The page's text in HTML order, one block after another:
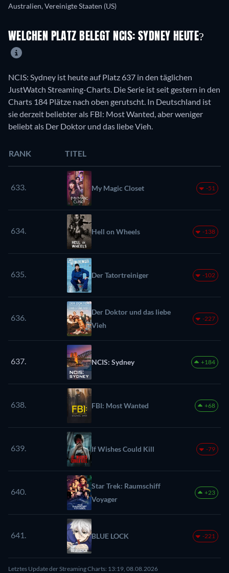
Australien, Vereinigte Staaten (US)
WELCHEN PLATZ BELEGT NCIS: SYDNEY HEUTE?
NCIS: Sydney ist heute auf Platz 637 in den täglichen
JustWatch Streaming-Charts. Die Serie ist seit gestern in den
Charts 184 Plätze nach oben gerutscht. In Deutschland ist
sie derzeit beliebter als FBI: Most Wanted, aber weniger
beliebt als Der Doktor und das liebe Vieh.
RANK TITEL
633. My Magic Closet -51
634. Hell on Wheels -138
635. Der Tatortreiniger -102
636.
Der Doktor und das liebe
Vieh
-227
637. NCIS: Sydney +184
638. FBI: Most Wanted +68
639. If Wishes Could Kill -79
640.
Star Trek: Raumschiff
Voyager
+23
641. BLUE LOCK -221
Letztes Update der Streaming Charts: 13:19, 08.08.2026